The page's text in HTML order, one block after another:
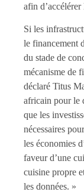
afin
Si les
le financement
du stade de
mécanisme de
déclaré Titus
africain pour le
que les
nécessaires
les économies
faveur d’une
cuisine propre
les données. »